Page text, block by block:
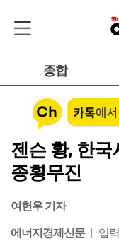
종합
젠슨 황, 한국
종횡무진
여헌우 기자
에너지경제신문
입